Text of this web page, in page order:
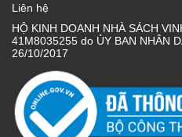
Liên hệ
HỘ KINH DOANH NHÀ SÁCH
41M8035255 do ỦY BAN NHÂN
26/10/2017